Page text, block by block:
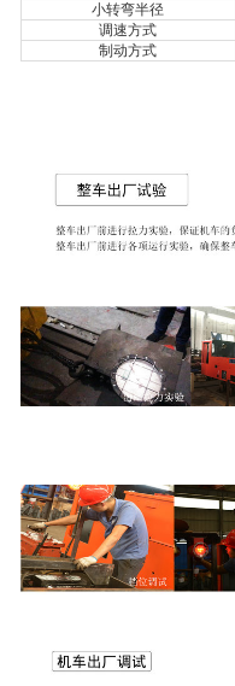
小转弯半径
调速方式
制动方式